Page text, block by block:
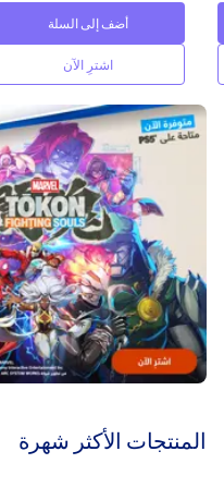
أضف إلى السلة
اشترِ الآن
‫المنتجات الأكثر شهرة‬